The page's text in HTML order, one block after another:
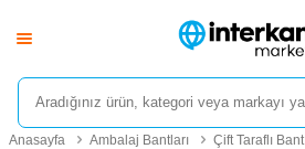
Anasayfa Ambalaj Bantları
Çift Taraflı Bant